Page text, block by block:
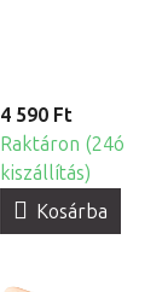
4 590 Ft
Raktáron (24ó
kiszállítás)
Kosárba